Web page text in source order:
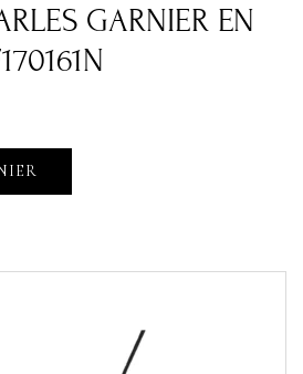
GARNIER EN